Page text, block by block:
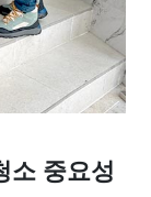
소 중요성